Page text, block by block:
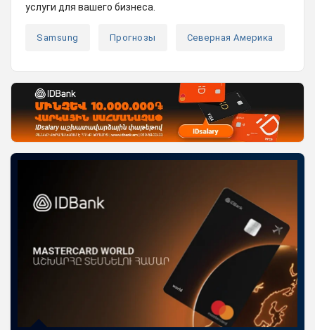
услуги для вашего бизнеса.
Samsung Прогнозы Северная Америка